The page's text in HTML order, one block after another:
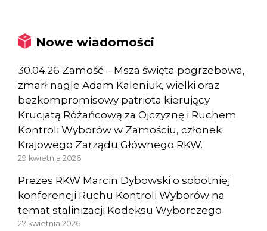
Nowe wiadomości
30.04.26 Zamość – Msza święta pogrzebowa,
zmarł nagle Adam Kaleniuk, wielki oraz
bezkompromisowy patriota kierujący
Krucjatą Różańcową za Ojczyznę i Ruchem
Kontroli Wyborów w Zamościu, członek
Krajowego Zarządu Głównego RKW.
29 kwietnia 2026
Prezes RKW Marcin Dybowski o sobotniej
konferencji Ruchu Kontroli Wyborów na
temat stalinizacji Kodeksu Wyborczego
27 kwietnia 2026